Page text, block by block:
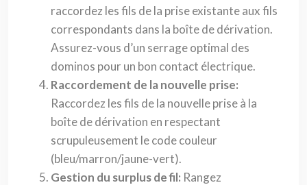
raccordez les fils de la prise existante aux fils
correspondants dans la boîte de dérivation.
Assurez-vous d’un serrage optimal des
dominos pour un bon contact électrique.
Raccordement de la nouvelle prise:
Raccordez les fils de la nouvelle prise à la
boîte de dérivation en respectant
scrupuleusement le code couleur
(bleu/marron/jaune-vert).
Gestion du surplus de fil: Rangez